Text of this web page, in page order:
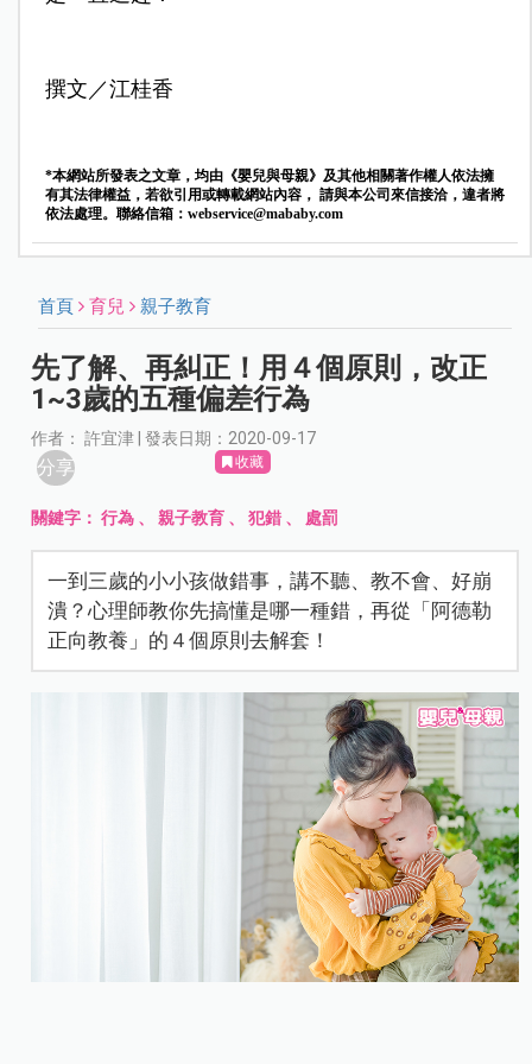
撰文／江桂香
*本網站所發表之文章，均由《嬰兒與母親》及其他相關著作權人依法擁
有其法律權益，若欲引用或轉載網站內容， 請與本公司來信接洽，違者將
依法處理。聯絡信箱： webservice@mababy.com
首頁 育兒 親子教育
先了解、再糾正！用４個原則，改正
1~3歲的五種偏差行為
作者： 許宜津 | 發表日期：2020-09-17
分享 收藏
關鍵字：行為 、親子教育 、犯錯 、 處罰
一到三歲的小小孩做錯事，講不聽、教不會、好崩
潰？心理師教你先搞懂是哪一種錯，再從「阿德勒
正向教養」的４個原則去解套！